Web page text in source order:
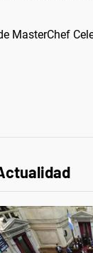
MasterChef